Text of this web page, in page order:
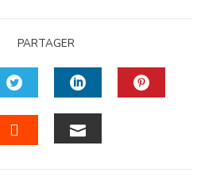
PARTAGER
TWITTERLINKEDIN